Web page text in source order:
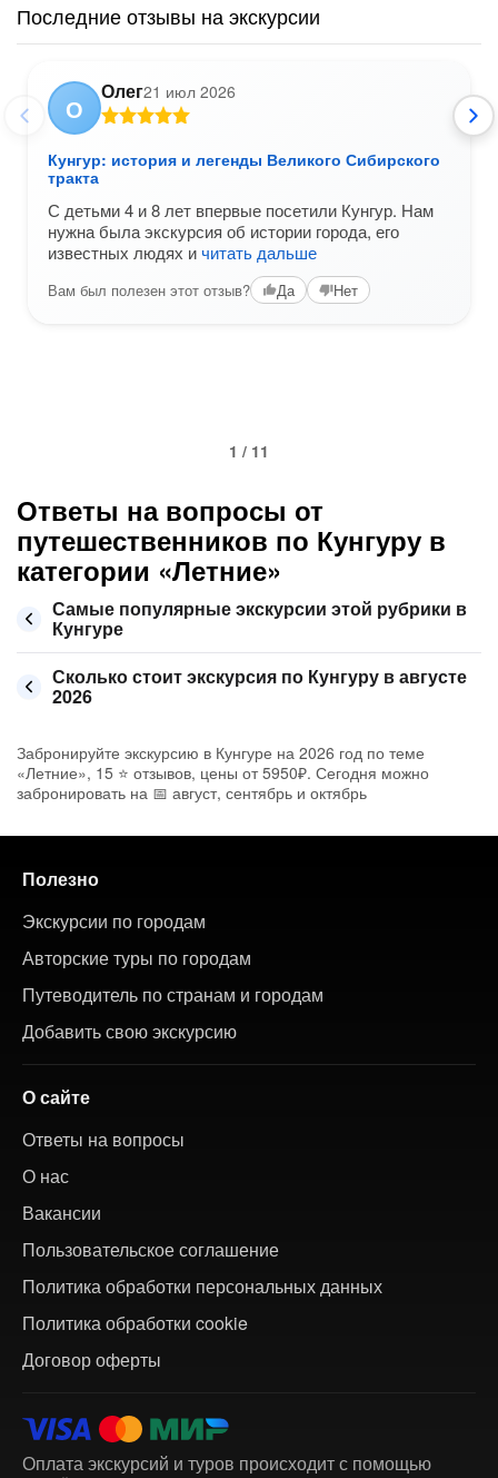
Последние отзывы на экскурсии
О
Олег21 июл 2026
Кунгур: история и легенды Великого Сибирского
тракта
С детьми 4 и 8 лет впервые посетили Кунгур. Нам
нужна была экскурсия об истории города, его
известных людях ичитать дальше
Вам был полезен этот отзыв? Да Нет
1 / 11
Ответы на вопросы от
путешественников по Кунгуру в
категории «Летние»
Самые популярные экскурсии этой рубрики в
Кунгуре
Сколько стоит экскурсия по Кунгуру в августе
2026
Забронируйте экскурсию в Кунгуре на 2026 год по теме
«Летние», 15 ⭐ отзывов, цены от 5950₽. Сегодня можно
забронировать на 📅 август, сентябрь и октябрь
Полезно
Экскурсии по городам
Авторские туры по городам
Путеводитель по странам и городам
Добавить свою экскурсию
О сайте
Ответы на вопросы
О нас
Вакансии
Пользовательское соглашение
Политика обработки персональных данных
Политика обработки cookie
Договор оферты
Оплата экскурсий и туров происходит с помощью